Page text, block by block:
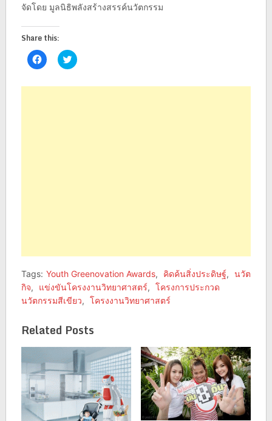
จัดโดย มูลนิธิพลังสร้างสรรค์นวัตกรรม
Share this:
Click
to
Facebook
Click
to
Twitter
Tags: Youth Greenovation Awards, คิดค้นสิ่งประดิษฐ์, นวัต
กิจ, แข่งขันโครงงานวิทยาศาสตร์, โครงการประกวด
นวัตกรรมสีเขียว, โครงงานวิทยาศาสตร์
Related Posts